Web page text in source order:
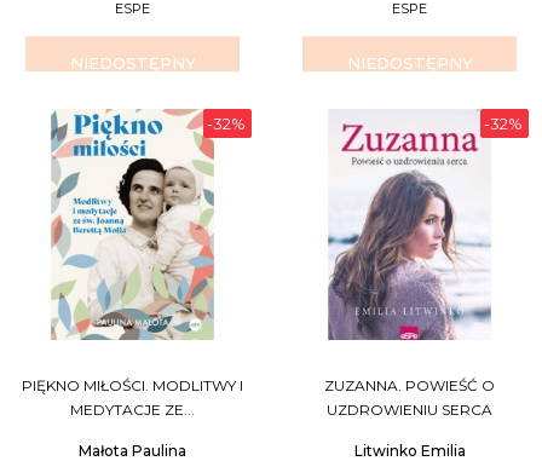
ESPE
NIEDOSTĘPNY
ESPE
NIEDOSTĘPNY
-32%
PIĘKNO MIŁOŚCI. MODLITWY I
MEDYTACJE ZE...
Małota Paulina
-32%
ZUZANNA. POWIEŚĆ O
UZDROWIENIU SERCA
Litwinko Emilia